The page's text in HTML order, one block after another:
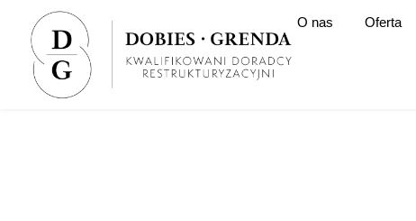
O nas Oferta